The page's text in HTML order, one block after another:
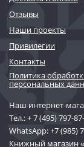
Отзывы
Наши проекты
Привилегии
Контакты
Политика
персональных
Наш интернет-
Тел.:+ 7 (495) 797-
WhatsApp:+7 (985)
Книжный магазин